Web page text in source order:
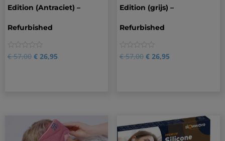
Edition (Antraciet) –
Refurbished
0
€57,00 € 26,95
Edition (grijs) –
Refurbished
0
€57,00 €26,95